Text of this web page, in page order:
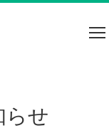
らせ